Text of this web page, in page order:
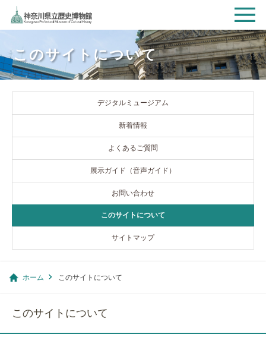
このサイトについて
デジタルミュージアム
新着情報
よくあるご質問
展示ガイド（音声ガイド）
お問い合わせ
このサイトについて
サイトマップ
ホーム このサイトについて
このサイトについて